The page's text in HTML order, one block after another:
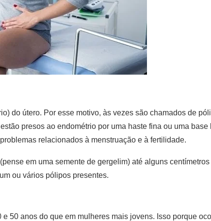
do útero. Por esse motivo, às vezes são chamados de
presos ao endométrio por uma haste fina ou uma base
relacionados à menstruação e à fertilidade.
em uma semente de gergelim) até alguns
ou vários pólipos presentes.
50 anos do que em mulheres mais jovens. Isso porque